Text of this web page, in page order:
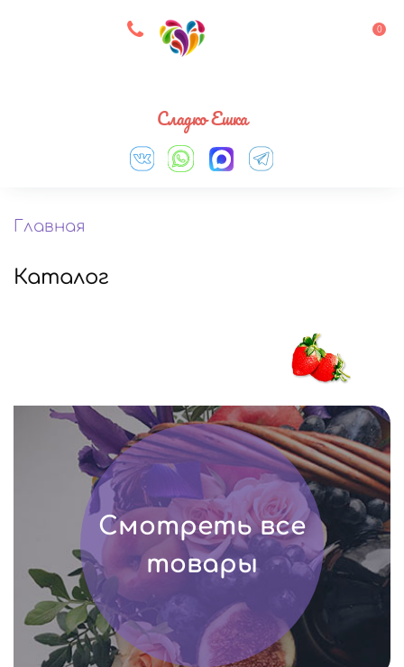
8 927 083 33 05 0
Сладко Ешка
Главная
Каталог
Смотреть все
товары